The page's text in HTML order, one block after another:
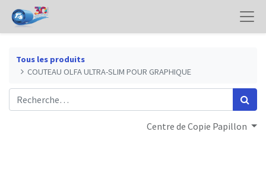
Tous les produits
COUTEAU OLFA ULTRA-SLIM POUR GRAPHIQUE
Centre de Copie Papillon